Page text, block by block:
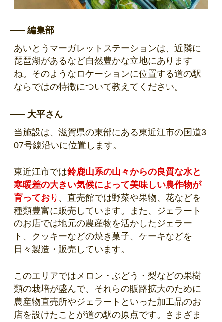
編集部
あいとうマーガレットステーションは、近隣に
琵琶湖があるなど自然豊かな立地にあります
ね。そのようなロケーションに位置する道の駅
ならではの特徴について教えてください。
大平さん
当施設は、滋賀県の東部にある東近江市の国道3
07号線沿いに位置します。
東近江市では鈴鹿山系の山々からの良質な水と
寒暖差の大きい気候によって美味しい農作物が
育っており 、直売館では野菜や果物、花などを
種類豊富に販売しています。また、ジェラート
のお店では地元の農産物を活かしたジェラー
ト、クッキーなどの焼き菓子、ケーキなどを
日々製造・販売しています。
このエリアではメロン・ぶどう・梨などの果樹
類の栽培が盛んで、それらの販路拡大のために
農産物直売所やジェラートといった加工品のお
店を設けたことが道の駅の原点です。さまざま